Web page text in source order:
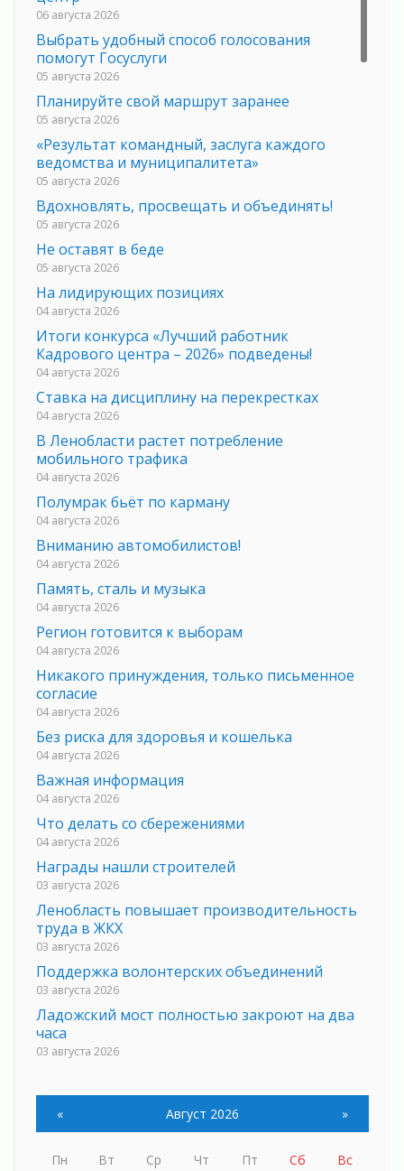
06 августа 2026
Выбрать удобный способ голосования
помогут Госуслуги
05 августа 2026
Планируйте свой маршрут заранее
05 августа 2026
«Результат командный, заслуга каждого
ведомства и муниципалитета»
05 августа 2026
Вдохновлять, просвещать и объединять!
05 августа 2026
Не оставят в беде
05 августа 2026
На лидирующих позициях
04 августа 2026
Итоги конкурса «Лучший работник
Кадрового центра – 2026» подведены!
04 августа 2026
Ставка на дисциплину на перекрестках
04 августа 2026
В Ленобласти растет потребление
мобильного трафика
04 августа 2026
Полумрак бьёт по карману
04 августа 2026
Вниманию автомобилистов!
04 августа 2026
Память, сталь и музыка
04 августа 2026
Регион готовится к выборам
04 августа 2026
Никакого принуждения, только письменное
согласие
04 августа 2026
Без риска для здоровья и кошелька
04 августа 2026
Важная информация
04 августа 2026
Что делать со сбережениями
04 августа 2026
Награды нашли строителей
03 августа 2026
Ленобласть повышает производительность
труда в ЖКХ
03 августа 2026
Поддержка волонтерских объединений
03 августа 2026
Ладожский мост полностью закроют на два
часа
03 августа 2026
03 августа 2026
Новая площадка: 2027
03 августа 2026
Часть медиков в Ленобласти сможет
« Август 2026 »
Пн Вт Ср Чт Пт Сб Вс